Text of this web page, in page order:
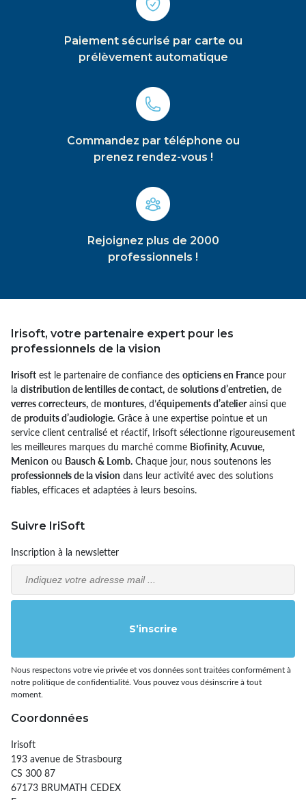
Paiement sécurisé par carte ou
prélèvement automatique
Commandez par téléphone ou
prenez rendez-vous !
Rejoignez plus de 2000
professionnels !
Irisoft, votre partenaire expert pour les
professionnels de la vision
Irisoft est le partenaire de confiance des opticiens en France pour
la distribution de lentilles de contact, de solutions d’entretien, de
verres correcteurs, de montures, d’équipements d’atelierainsi que
de produits d’audiologie. Grâce à une expertise pointue et un
service client centralisé et réactif, Irisoft sélectionne rigoureusement
les meilleures marques du marché comme Biofinity, Acuvue,
Menicon ou Bausch & Lomb. Chaque jour, nous soutenons les
professionnels de la vision dans leur activité avec des solutions
fiables, efficaces et adaptées à leurs besoins.
Suivre IriSoft
Inscription à la newsletter
Email
S’inscrire
Nous respectons votre vie privée et vos données sont traitées conformément à
notre politique de confidentialité. Vous pouvez vous désinscrire à tout
moment.
Coordonnées
Irisoft
193 avenue de Strasbourg
CS 300 87
67173 BRUMATH CEDEX